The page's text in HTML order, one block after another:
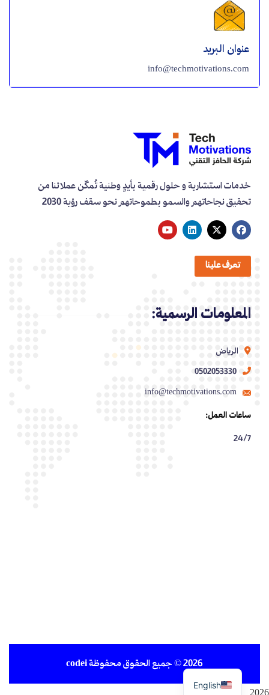
عنوان البريد
info@techmotivations.com
خدمات استشارية و حلول رقمية بأيدٍ وطنية تُمكّن عملائنا من
تحقيق نجاحاتهم والسمو بطموحاتهم نحو سقف رؤية 2030
تعرف علينا
المعلومات الرسمية:
الرياض
0502053330
info@techmotivations.com
ساعات العمل:
24/7
2026© جميع الحقوق محفوظةcodei
2026
English